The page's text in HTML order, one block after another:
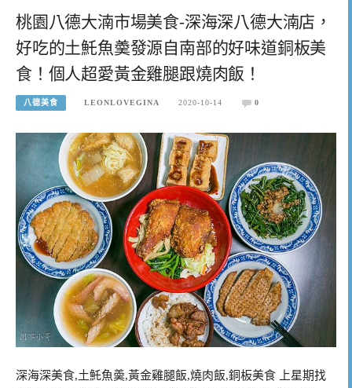
桃園八德大湳市場美食-深海深八德大湳店，
好吃的土魠魚羮發源自南部的好味道銅板美
食！個人超愛黃金雞腿跟燒肉飯！
八德美食 LEONLOVEGINA 2020-10-14 0
深海深美食,土魠魚羮,黃金雞腿飯,燒肉飯,銅板美食 上星期找